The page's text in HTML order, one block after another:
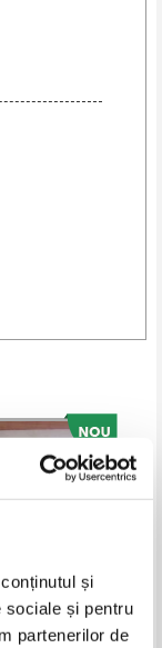
și
sociale și pentru
partenerilor de